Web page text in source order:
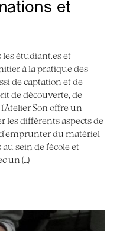
et
les étudiant.es et
à la pratique des
de captation et de
de découverte, de
Son offre un
les différents aspects de
du matériel
sein de l’école et
un (…)